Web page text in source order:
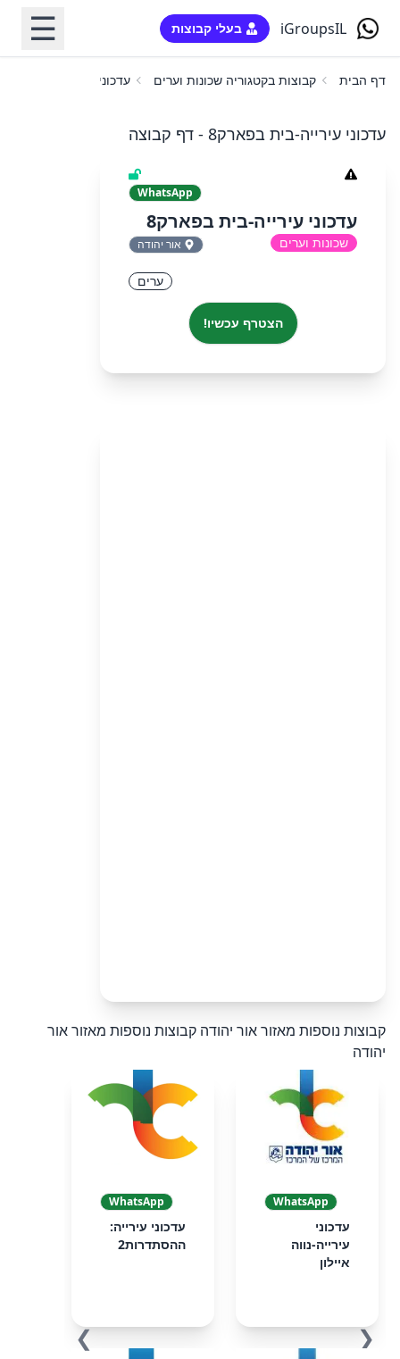
iGroupsIL בעלי קבוצות ☰
דף הבית קבוצות בקטגוריה שכונות וערים עדכוני עירייה-בית
עדכוני עירייה-בית בפארק8 - דף קבוצה
WhatsApp
עדכוני עירייה-בית בפארק8
שכונות וערים אור יהודה
ערים
הצטרף עכשיו!
קבוצות נוספות מאזור אור יהודה קבוצות נוספות מאזור אור
יהודה
❮
WhatsApp
עדכוני
עירייה-נווה
איילון
WhatsApp
עדכוני עירייה:
ההסתדרות2
❯